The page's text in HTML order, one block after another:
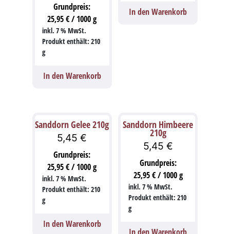
Grundpreis:
25,95€/1000g
inkl. 7 % MwSt.
Produkt enthält: 210
g
In den Warenkorb
In den Warenkorb
Sanddorn Gelee 210g
5,45€
Grundpreis:
25,95€/1000g
inkl. 7 % MwSt.
Produkt enthält: 210
g
In den Warenkorb
Sanddorn Himbeere
210g
5,45 €
Grundpreis:
25,95€/1000g
inkl. 7 % MwSt.
Produkt enthält: 210
g